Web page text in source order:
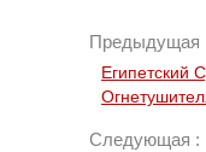
Предыдущая
Египетский
Следующая :